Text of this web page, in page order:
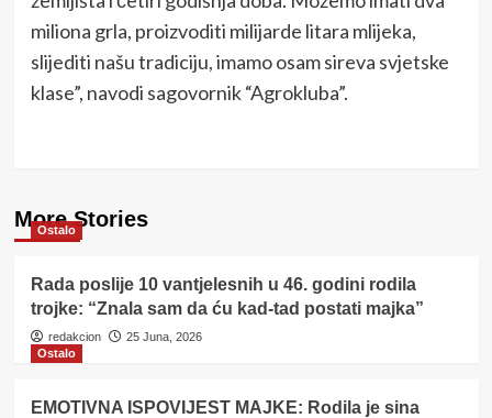
miliona grla, proizvoditi milijarde litara mlijeka,
slijediti našu tradiciju, imamo osam sireva svjetske
klase”, navodi sagovornik “Agrokluba”.
More Stories
Ostalo
Rada poslije 10 vantjelesnih u 46. godini rodila
trojke: “Znala sam da ću kad-tad postati majka”
redakcion
25 Juna, 2026
Ostalo
EMOTIVNA ISPOVIJEST MAJKE: Rodila je sina